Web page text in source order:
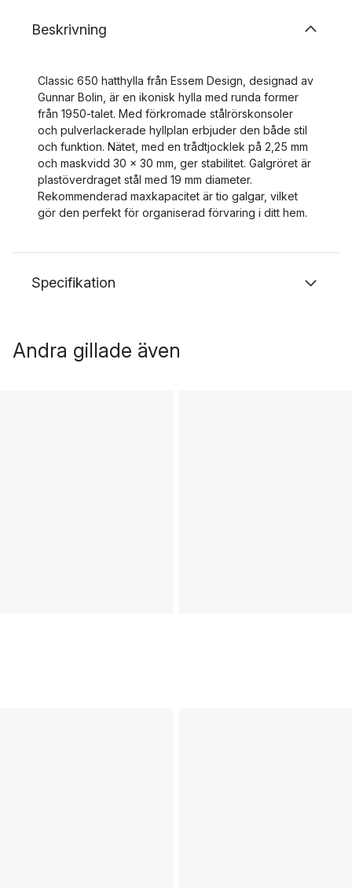
Beskrivning
Classic 650 hatthylla från Essem Design, designad av
Gunnar Bolin, är en ikonisk hylla med runda former
från 1950-talet. Med förkromade stålrörskonsoler
och pulverlackerade hyllplan erbjuder den både stil
och funktion. Nätet, med en trådtjocklek på 2,25 mm
och maskvidd 30 × 30 mm, ger stabilitet. Galgröret är
plastöverdraget stål med 19 mm diameter.
Rekommenderad maxkapacitet är tio galgar, vilket
gör den perfekt för organiserad förvaring i ditt hem.
Specifikation
Andra gillade även